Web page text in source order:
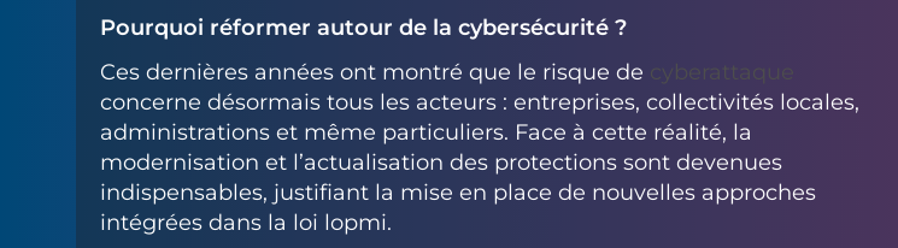
Pourquoi réformer autour de la cybersécurité ?
Ces dernières années ont montré que le risque de cyberattaque
concerne désormais tous les acteurs : entreprises, collectivités locales,
administrations et même particuliers. Face à cette réalité, la
modernisation et l’actualisation des protections sont devenues
indispensables, justifiant la mise en place de nouvelles approches
intégrées dans la loi lopmi.